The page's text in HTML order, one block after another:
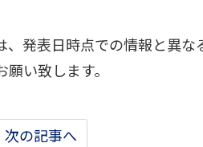
発表日時点での情報と異な
い致します。
次の記事へ